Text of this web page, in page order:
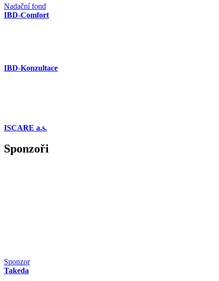
Nadační fond
IBD-Comfort
IBD-Konzultace
ISCARE a.s.
Sponzoři
Sponzor
Takeda